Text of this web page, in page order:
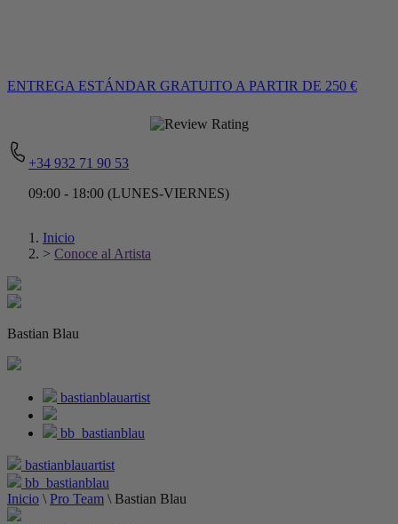
ENTREGA ESTÁNDAR GRATUITO A PARTIR DE 250 €
+34 932 71 90 53
09:00 - 18:00 (LUNES-VIERNES)
Inicio
> Conoce al Artista
Bastian Blau
bastianblauartist
bb_bastianblau
bastianblauartist
bb_bastianblau
Inicio \ Pro Team \ Bastian Blau